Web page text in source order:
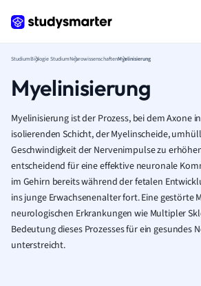
StudiumBiologie StudiumNeurowissenschaftenMyelinisierung
Myelinisierung
Myelinisierung ist der Prozess, bei dem Axone
isolierenden Schicht, der Myelinscheide,
Geschwindigkeit der Nervenimpulse zu
entscheidend für eine effektive neuronale
im Gehirn bereits während der fetalen
ins junge Erwachsenenalter fort. Eine gestörte
neurologischen Erkrankungen wie Multipler
Bedeutung dieses Prozesses für ein gesundes
unterstreicht.